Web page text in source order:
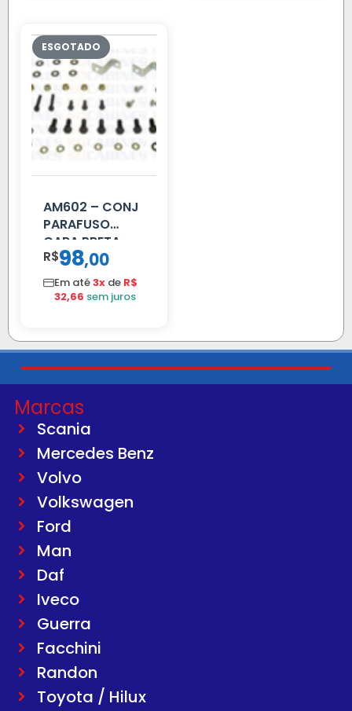
AM602 – CONJ
PARAFUSO
CARA PRETA
PARCIAL
R$98,00
Em até3x de R$
32,66 sem juros
Marcas
Scania
Mercedes Benz
Volvo
Volkswagen
Ford
Man
Daf
Iveco
Guerra
Facchini
Randon
Toyota / Hilux